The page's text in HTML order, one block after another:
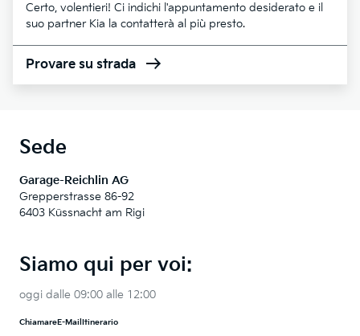
Certo, volentieri! Ci indichi l'appuntamento desiderato e il
suo partner Kia la contatterà al più presto.
Provare su strada
Sede
Garage-Reichlin AG
Grepperstrasse 86-92
6403 Küssnacht am Rigi
Siamo qui per voi:
oggi dalle 09:00 alle 12:00
ChiamareE-Mail Itinerario